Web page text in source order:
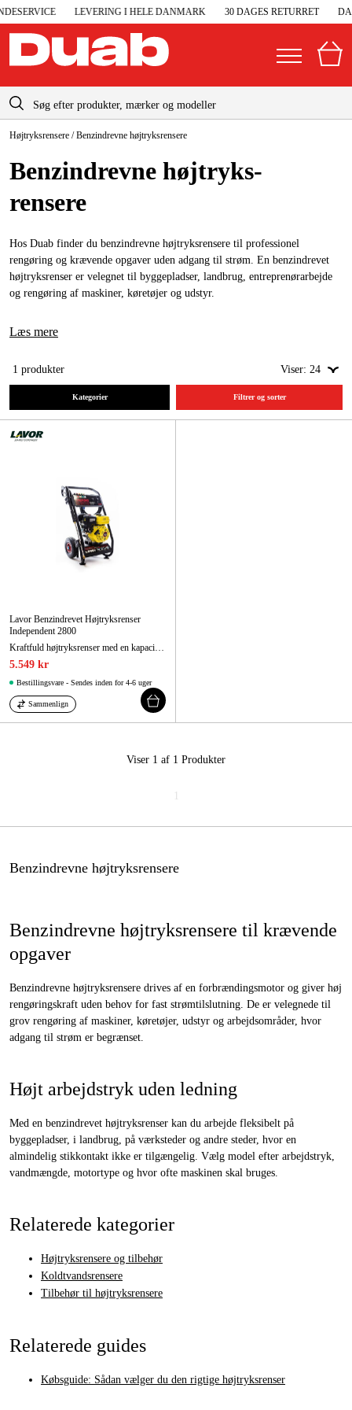
LEVERING I HELE DANMARK 30 DAGES RETURRET
Danmark
Sverige
Suomi
Norge
Deutschland
Elgeneratorer og nødstrøm
Højtryksrensere
Maskiner og værktøj
Kampagner
Varemærker
Ofte stillede spørgsmål
info-dk@duab.eu
Højtryksrensere /Benzindrevne højtryksrensere
Benzindrevne højtryks­
rensere
Hos Duab finder du benzindrevne højtryksrensere til professionel
rengøring og krævende opgaver uden adgang til strøm. En benzindrevet
højtryksrenser er velegnet til byggepladser, landbrug, entreprenørarbejde
og rengøring af maskiner, køretøjer og udstyr.
Læs mere
1 produkter Viser: 24
Kategorier Filtrer og sorter
Lavor Benzindrevet Højtryksrenser
Independent 2800
Kraftfuld højtryksrenser med en kapacitet på 630 l/t!
5.549 kr
Bestillingsvare - Sendes inden for 4-6 uger
Sammenlign
Viser 1 af 1 Produkter
Benzindrevne højtryksrensere
Benzindrevne højtryksrensere til krævende
opgaver
Benzindrevne højtryksrensere drives af en forbrændingsmotor og giver høj
rengøringskraft uden behov for fast strømtilslutning. De er velegnede til
grov rengøring af maskiner, køretøjer, udstyr og arbejdsområder, hvor
adgang til strøm er begrænset.
Højt arbejdstryk uden ledning
Med en benzindrevet højtryksrenser kan du arbejde fleksibelt på
byggepladser, i landbrug, på værksteder og andre steder, hvor en
almindelig stikkontakt ikke er tilgængelig. Vælg model efter arbejdstryk,
vandmængde, motortype og hvor ofte maskinen skal bruges.
Relaterede kategorier
Højtryksrensere og tilbehør
Koldtvandsrensere
Tilbehør til højtryksrensere
Relaterede guides
Købsguide: Sådan vælger du den rigtige højtryksrenser